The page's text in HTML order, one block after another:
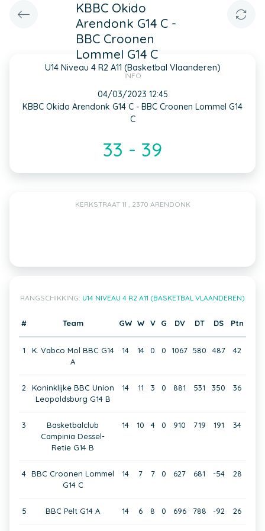
KBBC Okido
Arendonk G14 C -
BBC Croonen
Lommel G14 C
U14 Niveau 4 R2 A11 (Basketbal Vlaanderen)
INFO
04/03/2023 12:45
KBBC Okido Arendonk G14 C - BBC Croonen Lommel G14
C
33 - 39
KERKSTRAAT 11 , 2370 ARENDONK
RANGSCHIKKING: U14 NIVEAU 4 R2 A11 (BASKETBAL VLAANDEREN)
# Team GW W V G DV DT DS Ptn
1
K. Vabco Mol BBC G14
A
14 14 0 0 1067 580 487 42
2
Koninklijke BBC Union
Leopoldsburg G14 B
14 11 3 0 881 531 350 36
3
Basketbalclub
Campinia Dessel-
Retie G14 B
14 10 4 0 910 719 191 34
4 BBC Croonen Lommel
G14 C
14 7 7 0 627 681 -54 28
5 BBC Pelt G14 A 14 6 8 0 696 788 -92 26